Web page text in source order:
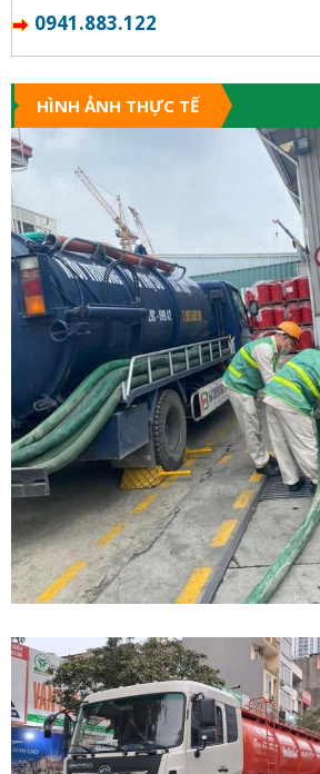
0941.883.122
HÌNH ẢNH THỰC TẾ